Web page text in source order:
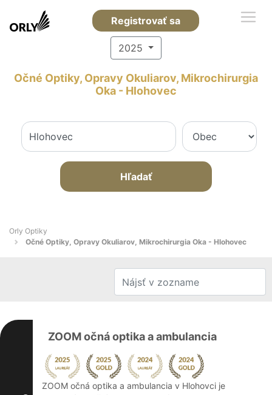
Registrovať sa
2025
Očné Optiky, Opravy Okuliarov, Mikrochirurgia
Oka - Hlohovec
Hľadať
Orly Optiky
Očné Optiky, Opravy Okuliarov, Mikrochirurgia Oka - Hlohovec
ZOOM očná optika a ambulancia
ZOOM očná optika a ambulancia v Hlohovci je